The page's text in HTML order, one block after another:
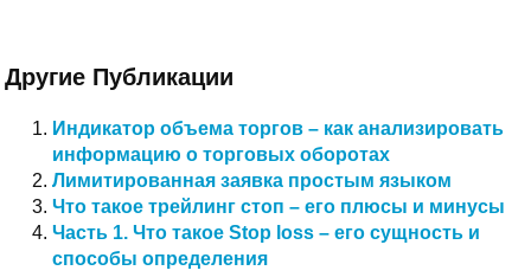
Другие Публикации
Индикатор объема торгов – как анализировать
информацию о торговых оборотах
Лимитированная заявка простым языком
Что такое трейлинг стоп – его плюсы и минусы
Часть 1. Что такое Stop loss – его сущность и
способы определения